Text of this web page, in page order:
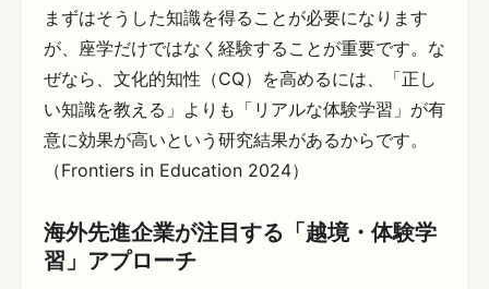
まずはそうした知識を得ることが必要になります
が、座学だけではなく経験することが重要です。な
ぜなら、文化的知性（CQ）を高めるには、「正し
い知識を教える」よりも「リアルな体験学習」が有
意に効果が高いという研究結果があるからです。
（Frontiers in Education 2024）
海外先進企業が注目する「越境・体験学
習」アプローチ